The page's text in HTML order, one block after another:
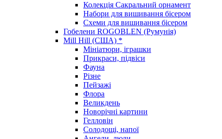
Колекція Сакральний орнамент
Набори для вишивання бісером
Схеми для вишивання бісером
Гобелени ROGOBLEN (Румунія)
Mill Hill (США) *
Мініатюри, іграшки
Прикраси, підвіси
Фауна
Різне
Пейзажі
Флора
Великдень
Новорічні картини
Гелловін
Солодощі, напої